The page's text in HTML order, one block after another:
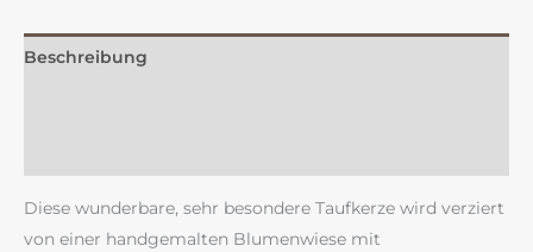
Beschreibung
Diese wunderbare, sehr besondere Taufkerze wird verziert
von einer handgemalten Blumenwiese mit